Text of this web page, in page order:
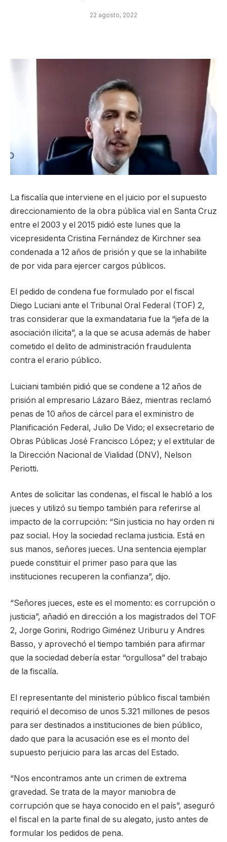
22 agosto, 2022
La fiscalía que interviene en el juicio por el supuesto
direccionamiento de la obra pública vial en Santa Cruz
entre el 2003 y el 2015 pidió este lunes que la
vicepresidenta Cristina Fernández de Kirchner sea
condenada a 12 años de prisión y que se la inhabilite
de por vida para ejercer cargos públicos.
El pedido de condena fue formulado por el fiscal
Diego Luciani ante el Tribunal Oral Federal (TOF) 2,
tras considerar que la exmandataria fue la “jefa de la
asociación ilícita”, a la que se acusa además de haber
cometido el delito de administración fraudulenta
contra el erario público.
Luiciani también pidió que se condene a 12 años de
prisión al empresario Lázaro Báez, mientras reclamó
penas de 10 años de cárcel para el exministro de
Planificación Federal, Julio De Vido; el exsecretario de
Obras Públicas José Francisco López; y el extitular de
la Dirección Nacional de Vialidad (DNV), Nelson
Periotti.
Antes de solicitar las condenas, el fiscal le habló a los
jueces y utilizó su tiempo también para referirse al
impacto de la corrupción: “Sin justicia no hay orden ni
paz social. Hoy la sociedad reclama justicia. Está en
sus manos, señores jueces. Una sentencia ejemplar
puede constituir el primer paso para que las
instituciones recuperen la confianza”, dijo.
“Señores jueces, este es el momento: es corrupción o
justicia”, añadió en dirección a los magistrados del TOF
2, Jorge Gorini, Rodrigo Giménez Uriburu y Andres
Basso, y aprovechó el tiempo también para afirmar
que la sociedad debería estar “orgullosa” del trabajo
de la fiscalía.
El representante del ministerio público fiscal también
requirió el decomiso de unos 5.321 millones de pesos
para ser destinados a instituciones de bien público,
dado que para la acusación ese es el monto del
supuesto perjuicio para las arcas del Estado.
“Nos encontramos ante un crimen de extrema
gravedad. Se trata de la mayor maniobra de
corrupción que se haya conocido en el país”, aseguró
el fiscal en la parte final de su alegato, justo antes de
formular los pedidos de pena.